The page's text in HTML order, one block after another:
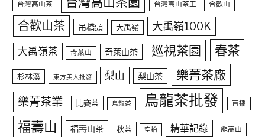
台灣高山茶 台灣高山茶王 合歡山
合歡山茶 吊橋頭 大禹嶺 大禹嶺100K
大禹嶺茶 奇萊山 奇萊山茶 巡視茶園 春茶
杉林溪 東方美人批發 梨山 梨山茶 樂菁茶廠
樂菁茶業 比賽茶 烏龍茶 烏龍茶批發 直播
福壽山 福壽山茶 秋茶 空拍 精華記錄 能高山